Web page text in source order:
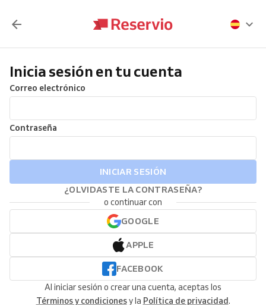
Inicia sesión en tu cuenta
Correo electrónico
Contraseña
INICIAR SESIÓN
¿OLVIDASTE LA CONTRASEÑA?
o continuar con
GOOGLE
APPLE
FACEBOOK
Al iniciar sesión o crear una cuenta, aceptas los
Términos y condicionesy la Política de privacidad.